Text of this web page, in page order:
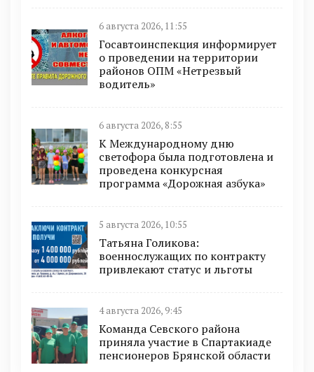
6 августа 2026, 11:55
Госавтоинспекция информирует
о проведении на территории
районов ОПМ «Нетрезвый
водитель»
6 августа 2026, 8:55
К Международному дню
светофора была подготовлена и
проведена конкурсная
программа «Дорожная азбука»
5 августа 2026, 10:55
Татьяна Голикова:
военнослужащих по контракту
привлекают статус и льготы
4 августа 2026, 9:45
Команда Севского района
приняла участие в Спартакиаде
пенсионеров Брянской области